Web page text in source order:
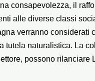
consapevolezza, il
alle diverse classi
verranno
tutela naturalistica. La
possono rilanciare